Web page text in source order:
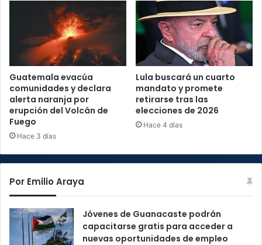
Guatemala evacúa
comunidades y declara
alerta naranja por
erupción del Volcán de
Fuego
Hace 3 días
Lula buscará un cuarto
mandato y promete
retirarse tras las
elecciones de 2026
Hace 4 días
Por Emilio Araya
Jóvenes de Guanacaste podrán
capacitarse gratis para acceder a
nuevas oportunidades de empleo